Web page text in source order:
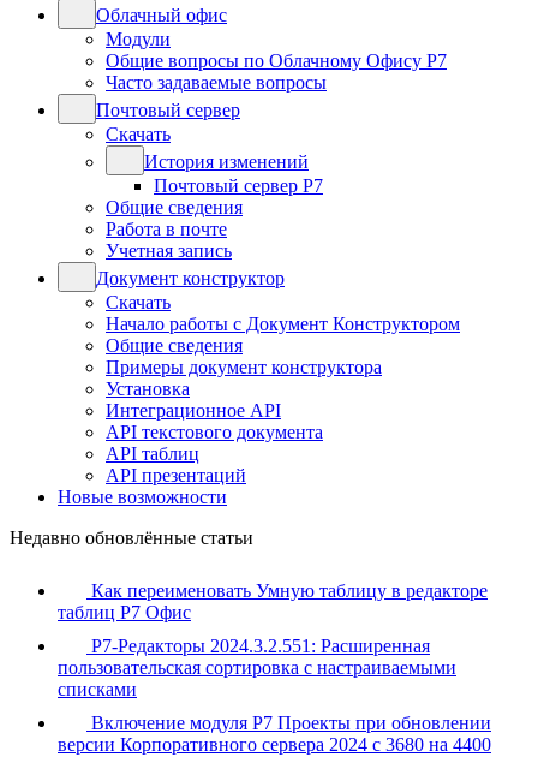
Облачный офис
Модули
Общие вопросы по Облачному Офису Р7
Часто задаваемые вопросы
Почтовый сервер
Скачать
История изменений
Почтовый сервер Р7
Общие сведения
Работа в почте
Учетная запись
Документ конструктор
Скачать
Начало работы с Документ Конструктором
Общие сведения
Примеры документ конструктора
Установка
Интеграционное API
API текстового документа
API таблиц
API презентаций
Новые возможности
Недавно обновлённые статьи
Как переименовать Умную таблицу в редакторе
таблиц Р7 Офис
Р7-Редакторы 2024.3.2.551: Расширенная
пользовательская сортировка с настраиваемыми
списками
Включение модуля Р7 Проекты при обновлении
версии Корпоративного сервера 2024 с 3680 на 4400